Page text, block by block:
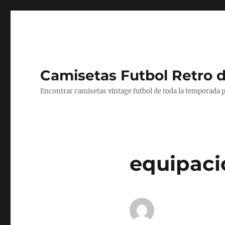
Camisetas Futbol Retro
Encontrar camisetas vintage futbol de toda la temporada